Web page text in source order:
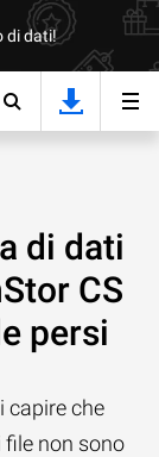
di dati!
di dati
CS
persi
capire che
file non sono